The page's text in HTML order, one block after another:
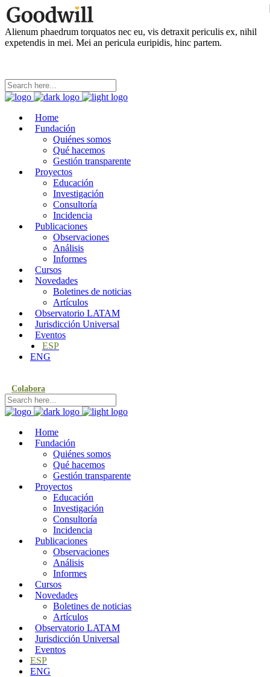
Alienum phaedrum torquatos nec eu, vis detraxit periculis ex, nihil
expetendis in mei. Mei an pericula euripidis, hinc partem.
Home
Fundación
Quiénes somos
Qué hacemos
Gestión transparente
Proyectos
Educación
Investigación
Consultoría
Incidencia
Publicaciones
Observaciones
Análisis
Informes
Cursos
Novedades
Boletines de noticias
Artículos
Observatorio LATAM
Jurisdicción Universal
Eventos
ESP
ENG
Colabora
Home
Fundación
Quiénes somos
Qué hacemos
Gestión transparente
Proyectos
Educación
Investigación
Consultoría
Incidencia
Publicaciones
Observaciones
Análisis
Informes
Cursos
Novedades
Boletines de noticias
Artículos
Observatorio LATAM
Jurisdicción Universal
Eventos
ESP
ENG